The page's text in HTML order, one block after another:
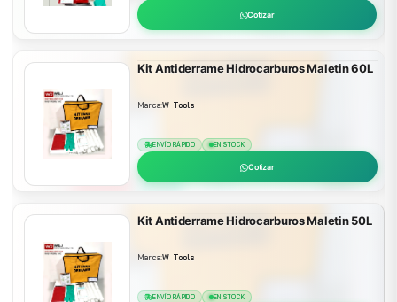
Cotizar
Kit Antiderrame Hidrocarburos Maletin 60L
Marca:W Tools
ENVÍO RÁPIDO EN STOCK
Cotizar
Kit Antiderrame Hidrocarburos Maletin 50L
Marca:W Tools
ENVÍO RÁPIDO EN STOCK